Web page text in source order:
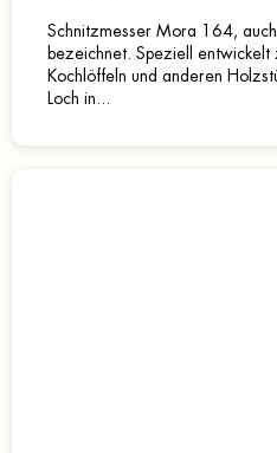
Schnitzmesser Mora 164,
bezeichnet. Speziell entwickelt
Kochlöffeln und anderen
Loch in...